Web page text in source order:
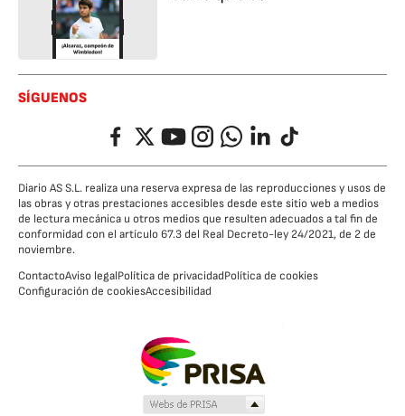
SÍGUENOS
FacebookTwitterYouTubeInstagramWhatsappLinkedIn
TikTok
Diario AS S.L. realiza una reserva expresa de las reproducciones y usos de
las obras y otras prestaciones accesibles desde este sitio web a medios
de lectura mecánica u otros medios que resulten adecuados a tal fin de
conformidad con el artículo 67.3 del Real Decreto-ley 24/2021, de 2 de
noviembre.
ContactoAviso legalPolítica de privacidadPolítica de cookies
Configuración de cookiesAccesibilidad